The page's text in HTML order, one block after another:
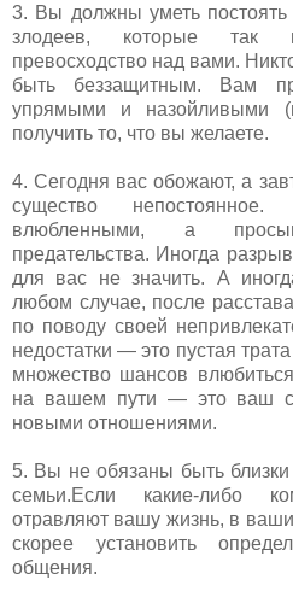
3. Вы должны уметь
злодеев, которые так
превосходство над вами.
быть беззащитным. Вам
упрямыми и назойливыми
получить то, что вы желаете.
4. Сегодня вас обожают, а
существо
влюбленными, а
предательства. Иногда
для вас не значить. А
любом случае, после
по поводу своей
недостатки — это пустая
множество шансов
на вашем пути — это ваш
новыми отношениями.
5. Вы не обязаны быть
семьи.Если какие-либо
отравляют вашу жизнь, в
скорее установить
общения.